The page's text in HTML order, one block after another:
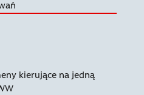
kierujące na jedną